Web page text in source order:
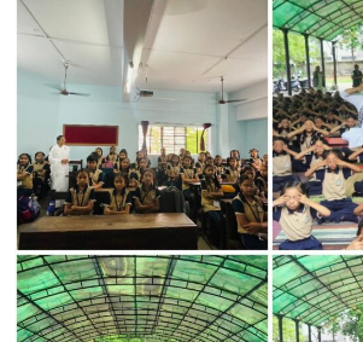
JOIN US
360º VIRTUAL TOUR
CONTACT